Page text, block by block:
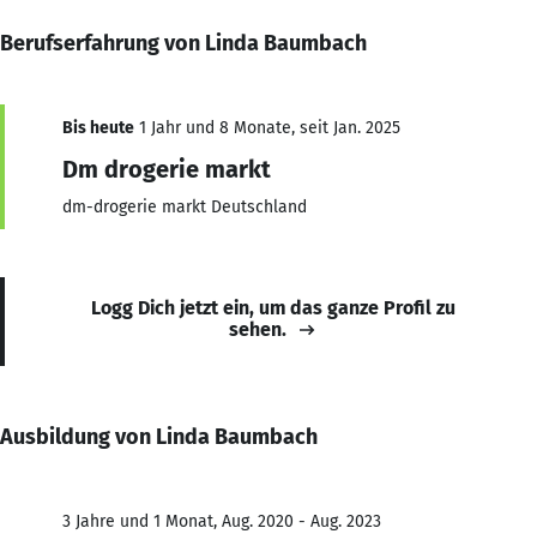
Berufserfahrung von Linda Baumbach
Bis heute 1 Jahr und 8 Monate, seit Jan. 2025
Dm drogerie markt
dm-drogerie markt Deutschland
Logg Dich jetzt ein, um das ganze Profil zu
sehen.
Ausbildung von Linda Baumbach
3 Jahre und 1 Monat, Aug. 2020 - Aug. 2023